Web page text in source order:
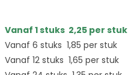
Vanaf 1 stuks 2,25 per stuk
Vanaf 6 stuks 1,85 per stuk
Vanaf 12 stuks 1,65 per stuk